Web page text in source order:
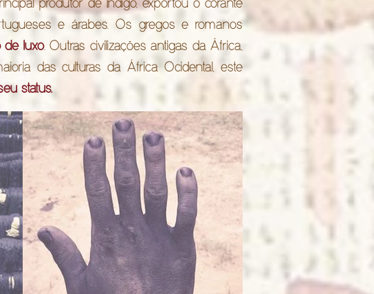
produtor de Indigo, exportou o corante
e árabes. Os gregos e romanos
de luxo. Outras civilizações antigas da África,
das culturas da África Ocidental, este
status.